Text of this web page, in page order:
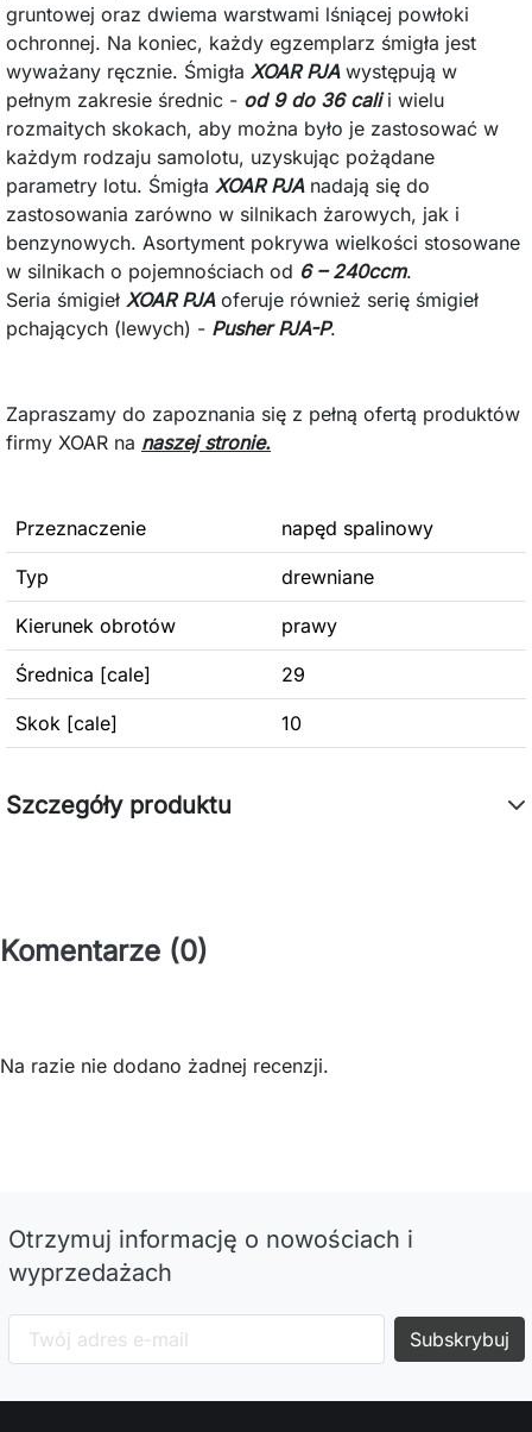
gruntowej oraz dwiema warstwami lśniącej powłoki
ochronnej. Na koniec, każdy egzemplarz śmigła jest
wyważany ręcznie. Śmigła XOAR PJAwystępują w
pełnym zakresie średnic - od 9 do 36 calii wielu
rozmaitych skokach, aby można było je zastosować w
każdym rodzaju samolotu, uzyskując pożądane
parametry lotu. Śmigła XOAR PJAnadają się do
zastosowania zarówno w silnikach żarowych, jak i
benzynowych. Asortyment pokrywa wielkości stosowane
w silnikach o pojemnościach od 6 – 240ccm.
Seria śmigieł XOAR PJAoferuje również serię śmigieł
pchających (lewych) - Pusher PJA-P.
Zapraszamy do zapoznania się z pełną ofertą produktów
firmy XOAR na naszej stronie.
Przeznaczenie napęd spalinowy
Typ drewniane
Kierunek obrotów prawy
Średnica [cale] 29
Skok [cale] 10
Szczegóły produktu
Komentarze (0)
Na razie nie dodano żadnej recenzji.
Otrzymuj informację o nowościach i
wyprzedażach